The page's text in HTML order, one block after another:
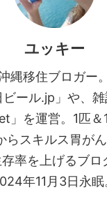
ユッキー
縄移住ブロガー
ビール.jp」や、
」を運営。1匹＆
らスキルス胃が
率を上げるブロ
年11月3日永眠